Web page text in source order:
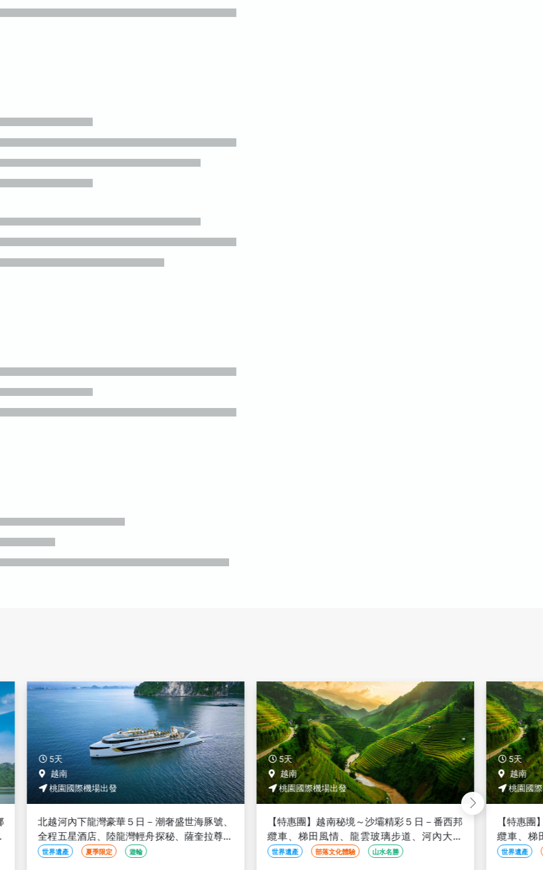
5天
越南
桃園國際機場出發
北越河內下龍灣豪華５日－潮奢盛世海豚號、
全程五星酒店、陸龍灣輕舟探秘、薩奎拉尊尚
遊艇派對、必比登特色餐 <含簽稅無購物>
世界遺產 夏季限定 遊輪
5天
越南
桃園國際機場出發
【特惠團】越南秘境～沙壩精彩５日－番西邦
纜車、梯田風情、龍雲玻璃步道、河內大世
界、升等２晚五星渡假村<全程豪華三排椅>
世界遺產 部落文化體驗 山水名勝
5天
越南
桃園國
【特惠
纜車、梯
界、升等
世界遺產